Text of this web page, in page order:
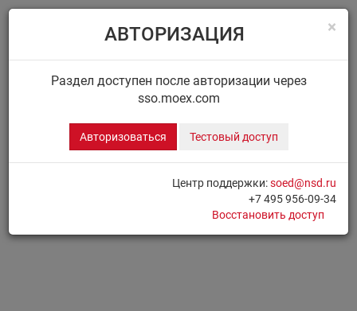
Menu
ДИСК.СООБЩЕНИЯ
×
АВТОРИЗАЦИЯ
Раздел доступен после авторизации через
sso.moex.com
Авторизоваться Тестовый доступ
Центр поддержки:soed@nsd.ru
+7 495 956-09-34
Восстановить доступ